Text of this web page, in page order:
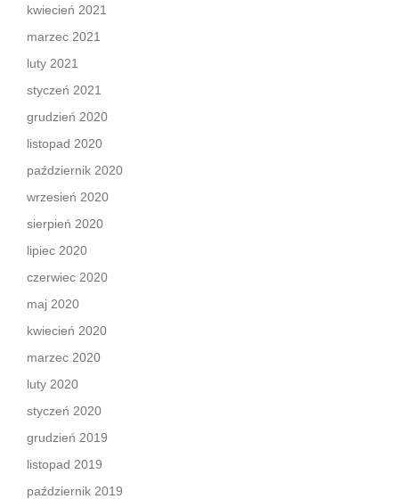
kwiecień 2021
marzec 2021
luty 2021
styczeń 2021
grudzień 2020
listopad 2020
październik 2020
wrzesień 2020
sierpień 2020
lipiec 2020
czerwiec 2020
maj 2020
kwiecień 2020
marzec 2020
luty 2020
styczeń 2020
grudzień 2019
listopad 2019
październik 2019